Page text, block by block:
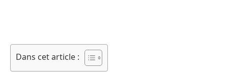
Dans cet article :